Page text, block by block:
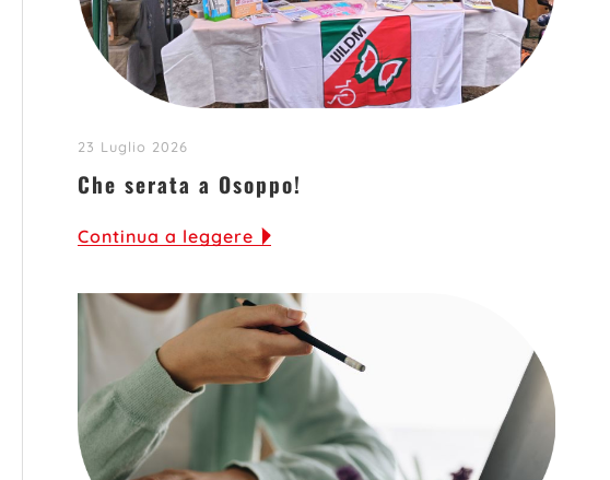
23 Luglio 2026
Che serata a Osoppo!
Continua a leggere